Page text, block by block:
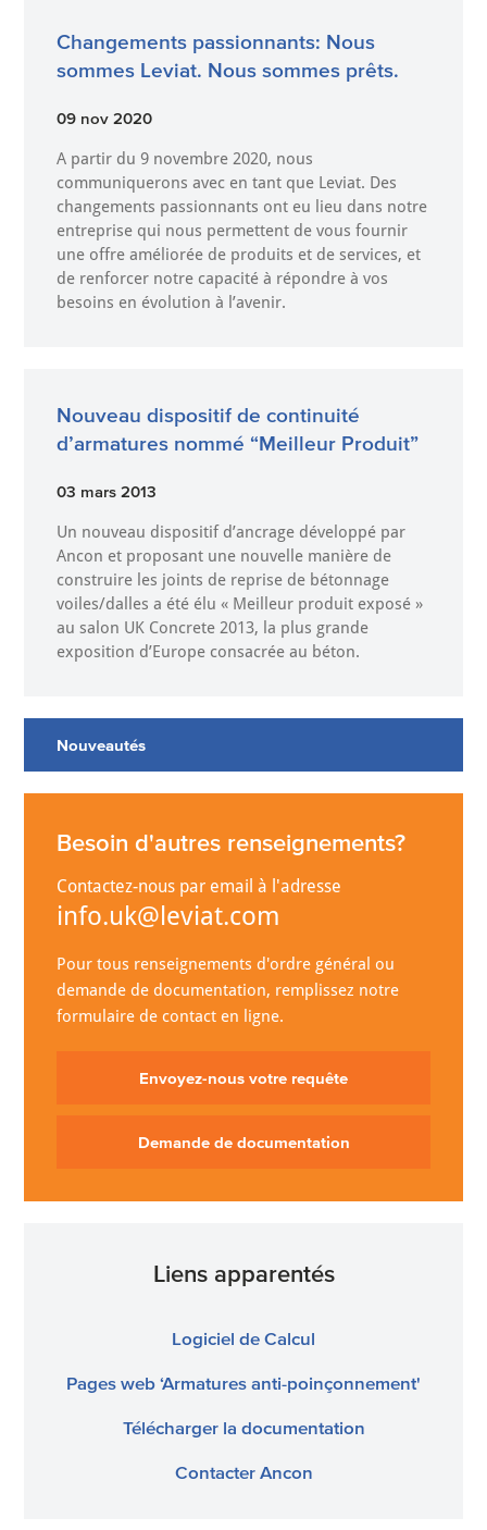
Changements passionnants: Nous
sommes Leviat. Nous sommes prêts.
09 nov 2020
A partir du 9 novembre 2020, nous
communiquerons avec en tant que Leviat. Des
changements passionnants ont eu lieu dans notre
entreprise qui nous permettent de vous fournir
une offre améliorée de produits et de services, et
de renforcer notre capacité à répondre à vos
besoins en évolution à l’avenir.
Nouveau dispositif de continuité
d’armatures nommé “Meilleur Produit”
03 mars 2013
Un nouveau dispositif d’ancrage développé par
Ancon et proposant une nouvelle manière de
construire les joints de reprise de bétonnage
voiles/dalles a été élu « Meilleur produit exposé »
au salon UK Concrete 2013, la plus grande
exposition d’Europe consacrée au béton.
Nouveautés
Besoin d'autres renseignements?
Contactez-nous par email à l'adresse
info.uk@leviat.com
Pour tous renseignements d'ordre général ou
demande de documentation, remplissez notre
formulaire de contact en ligne.
Envoyez-nous votre requête
Demande de documentation
Liens apparentés
Logiciel de Calcul
Pages web ‘Armatures anti-poinçonnement'
Télécharger la documentation
Contacter Ancon